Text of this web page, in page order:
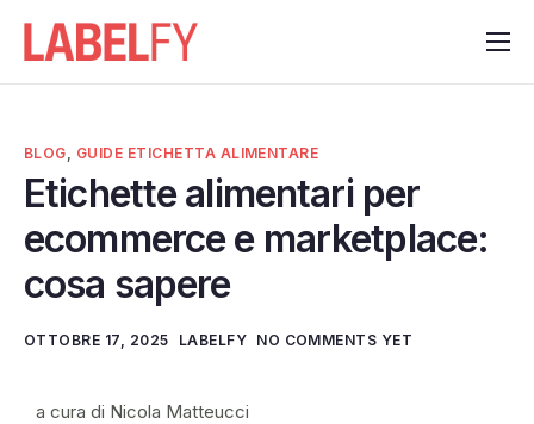
Funzionalità
Notizie
BLOG, GUIDE ETICHETTA ALIMENTARE
Etichette alimentari per
ecommerce e marketplace:
cosa sapere
OTTOBRE 17, 2025 LABELFY NO COMMENTS YET
a cura di Nicola Matteucci